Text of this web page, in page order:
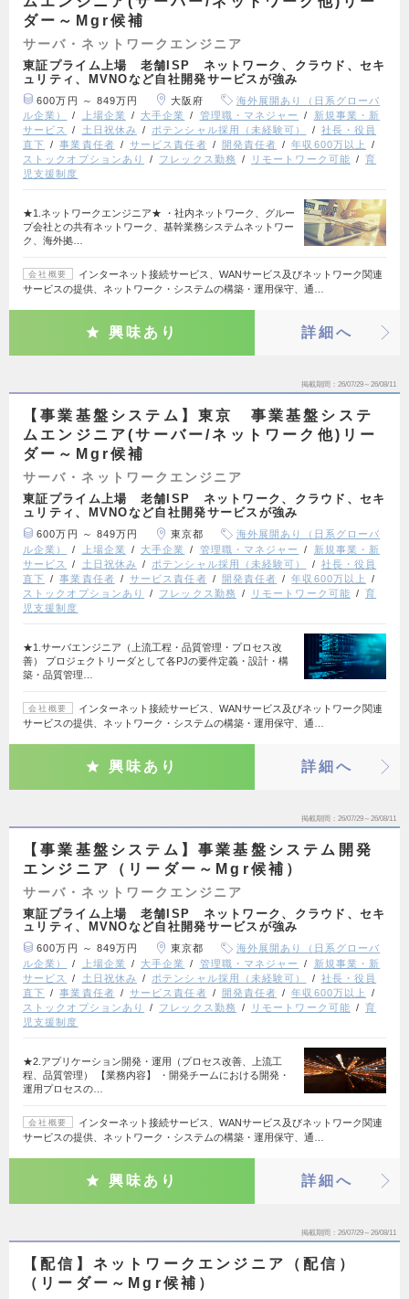
ダー～Mgr候補
サーバ・ネットワークエンジニア
東証プライム上場 老舗ISP ネットワーク、クラウド、セキ
ュリティ、MVNOなど自社開発サービスが強み
600万円 ～ 849万円 大阪府
海外展開あり（日系グローバ
ル企業）
上場企業 大手企業 管理職・マネジャー
新規事業・新
サービス
土日祝休み ポテンシャル採用（未経験可）
社長・役員
直下
事業責任者 サービス責任者 開発責任者
年収600万以上
ストックオプションあり
フレックス勤務 リモートワーク可能
育
児支援制度
★1.ネットワークエンジニア★ ・社内ネットワーク、グルー
プ会社との共有ネットワーク、基幹業務システムネットワー
ク、海外拠…
会社概要
インターネット接続サービス、WANサービス及びネットワーク関連
サービスの提供、ネットワーク・システムの構築・運用保守、通…
興味あり 詳細へ
掲載期間 26/07/29～26/08/11
【事業基盤システム】東京 事業基盤システ
ムエンジニア(サーバー/ネットワーク他)リー
ダー～Mgr候補
サーバ・ネットワークエンジニア
東証プライム上場 老舗ISP ネットワーク、クラウド、セキ
ュリティ、MVNOなど自社開発サービスが強み
600万円 ～ 849万円 東京都
海外展開あり（日系グローバ
ル企業）
上場企業 大手企業 管理職・マネジャー
新規事業・新
サービス
土日祝休み ポテンシャル採用（未経験可）
社長・役員
直下
事業責任者 サービス責任者 開発責任者
年収600万以上
ストックオプションあり
フレックス勤務 リモートワーク可能
育
児支援制度
★1.サーバエンジニア（上流工程・品質管理・プロセス改
善） プロジェクトリーダとして各PJの要件定義・設計・構
築・品質管理…
会社概要
インターネット接続サービス、WANサービス及びネットワーク関連
サービスの提供、ネットワーク・システムの構築・運用保守、通…
興味あり 詳細へ
掲載期間 26/07/29～26/08/11
【事業基盤システム】事業基盤システム開発
エンジニア（リーダー～Mgr候補）
サーバ・ネットワークエンジニア
東証プライム上場 老舗ISP ネットワーク、クラウド、セキ
ュリティ、MVNOなど自社開発サービスが強み
600万円 ～ 849万円 東京都
海外展開あり（日系グローバ
ル企業）
上場企業 大手企業 管理職・マネジャー
新規事業・新
サービス
土日祝休み ポテンシャル採用（未経験可）
社長・役員
直下
事業責任者 サービス責任者 開発責任者
年収600万以上
ストックオプションあり
フレックス勤務 リモートワーク可能
育
児支援制度
★2.アプリケーション開発・運用（プロセス改善、上流工
程、品質管理） 【業務内容】 ・開発チームにおける開発・
運用プロセスの…
会社概要
インターネット接続サービス、WANサービス及びネットワーク関連
サービスの提供、ネットワーク・システムの構築・運用保守、通…
興味あり 詳細へ
掲載期間 26/07/29～26/08/11
【配信】ネットワークエンジニア（配信）
（リーダー～Mgr候補）